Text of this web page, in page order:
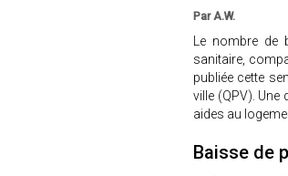
Par A.W.
Le nombre
sanitaire,
publiée cette
ville (QPV).
aides au
Baisse de